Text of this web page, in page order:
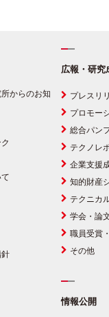
からのお知
広報・研究
プレスリ
プロモー
総合パン
テクノレ
企業支援
知的財産
テクニカ
学会・論
職員受賞
その他
情報公開